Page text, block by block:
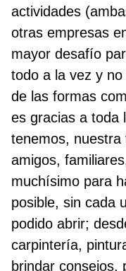
actividades
otras empresas
mayor desafío
todo a la vez y
de las formas
es gracias a toda
tenemos, nuestra
amigos,
muchísimo para
posible, sin cada
podido abrir;
carpintería,
brindar consejos,